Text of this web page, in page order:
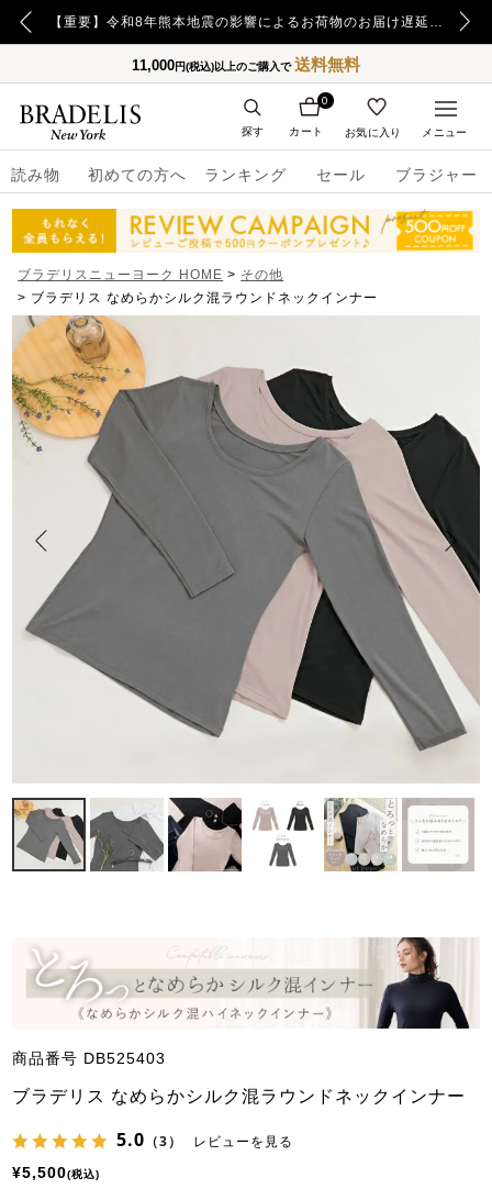
【重要】令和8年熊本地震の影響によるお荷物のお届け遅延について
11,000円(税込)以上のご購入で送料無料
読み物 初めての方へ ランキング セール ブラジャー
カート
0
お気に入り
探す メニュー
ブラデリスニューヨーク HOME
その他
ブラデリス なめらかシルク混ラウンドネックインナー
商品番号 DB525403
ブラデリス なめらかシルク混ラウンドネックインナー
5.0 （3） レビューを見る
¥5,500 税込